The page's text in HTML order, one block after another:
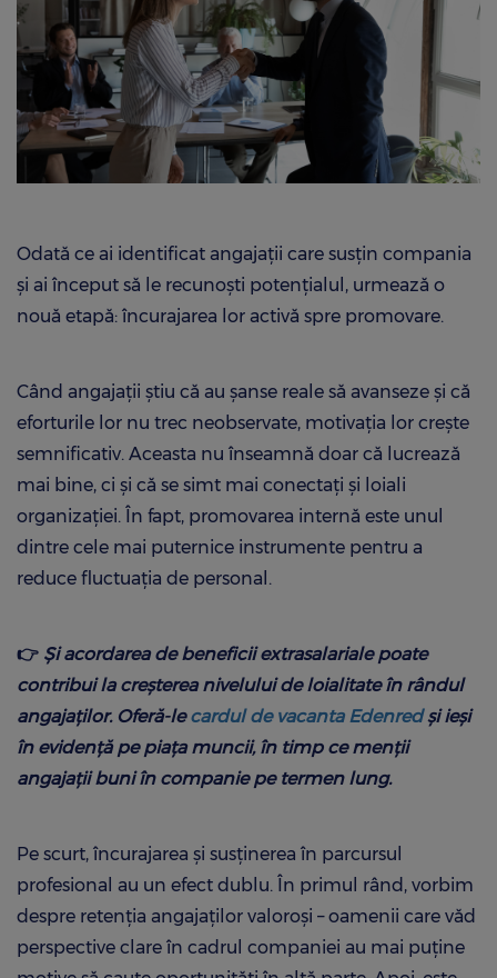
Odată ce ai identificat angajații care susțin compania
și ai început să le recunoști potențialul, urmează o
nouă etapă: încurajarea lor activă spre promovare.
Când angajații știu că au șanse reale să avanseze și că
eforturile lor nu trec neobservate, motivația lor crește
semnificativ. Aceasta nu înseamnă doar că lucrează
mai bine, ci și că se simt mai conectați și loiali
organizației. În fapt, promovarea internă este unul
dintre cele mai puternice instrumente pentru a
reduce fluctuația de personal.
👉 Și acordarea de beneficii extrasalariale poate
contribui la creșterea nivelului de loialitate în rândul
angajaților. Oferă-lecardul de vacanta Edenredși ieși
în evidență pe piața muncii, în timp ce menții
angajații buni în companie pe termen lung.
Pe scurt, încurajarea și susținerea în parcursul
profesional au un efect dublu. În primul rând, vorbim
despre retenția angajaților valoroși – oamenii care văd
perspective clare în cadrul companiei au mai puține